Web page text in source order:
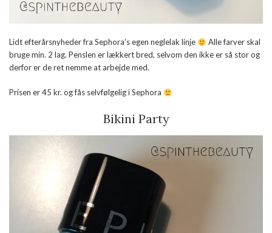
Lidt efterårsnyheder fra Sephora’s egen neglelak linje
Alle farver skal
bruge min. 2 lag. Penslen er lækkert bred, selvom den ikke er så stor og
derfor er de ret nemme at arbejde med.
Prisen er 45 kr. og fås selvfølgelig i Sephora
Bikini Party